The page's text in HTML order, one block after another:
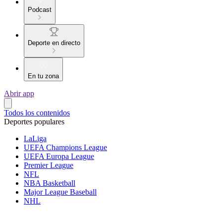
Podcast
Deporte en directo
En tu zona
Abrir app
Todos los contenidos
Deportes populares
LaLiga
UEFA Champions League
UEFA Europa League
Premier League
NFL
NBA Basketball
Major League Baseball
NHL